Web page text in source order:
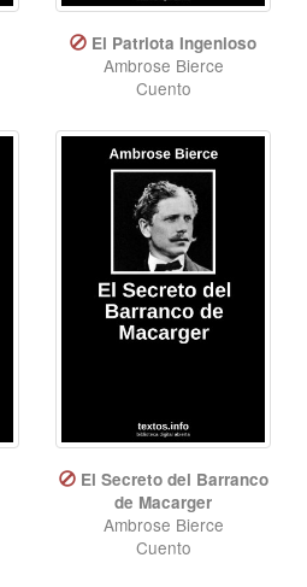
El Patriota Ingenioso
Ambrose Bierce
Cuento
El Secreto del Barranco
de Macarger
Ambrose Bierce
Cuento